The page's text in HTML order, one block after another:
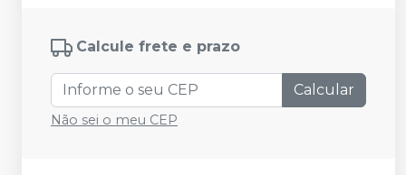
Calcule frete e prazo
Calcular
Não sei o meu CEP